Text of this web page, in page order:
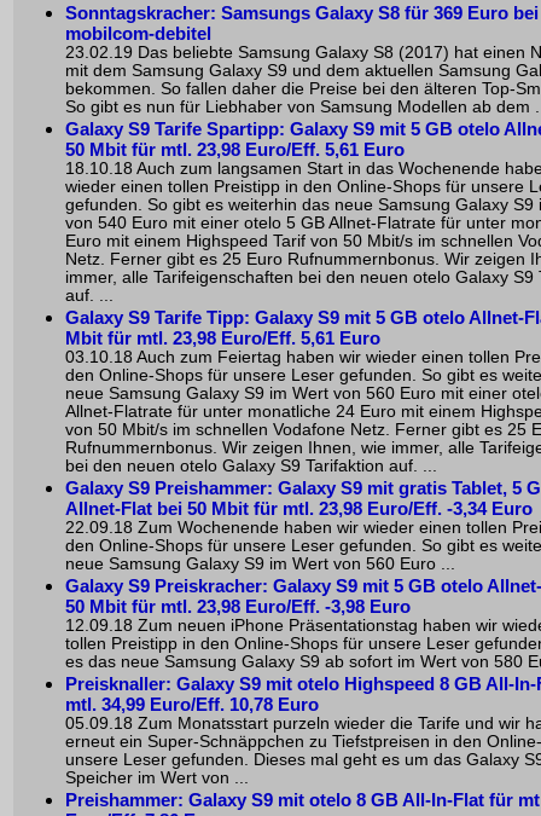
Sonntagskracher: Samsungs Galaxy S8 für 369 Euro bei
mobilcom-debitel
23.02.19 Das beliebte Samsung Galaxy S8 (2017) hat einen
mit dem Samsung Galaxy S9 und dem aktuellen Samsung
bekommen. So fallen daher die Preise bei den älteren Top-
So gibt es nun für Liebhaber von Samsung Modellen ab dem
Galaxy S9 Tarife Spartipp: Galaxy S9 mit 5 GB otelo
50 Mbit für mtl. 23,98 Euro/Eff. 5,61 Euro
18.10.18 Auch zum langsamen Start in das Wochenende
wieder einen tollen Preistipp in den Online-Shops für unsere
gefunden. So gibt es weiterhin das neue Samsung Galaxy S9
von 540 Euro mit einer otelo 5 GB Allnet-Flatrate für unter
Euro mit einem Highspeed Tarif von 50 Mbit/s im schnellen
Netz. Ferner gibt es 25 Euro Rufnummernbonus. Wir zeigen
immer, alle Tarifeigenschaften bei den neuen otelo Galaxy S9
auf. ...
Galaxy S9 Tarife Tipp: Galaxy S9 mit 5 GB otelo Allnet-
Mbit für mtl. 23,98 Euro/Eff. 5,61 Euro
03.10.18 Auch zum Feiertag haben wir wieder einen tollen
den Online-Shops für unsere Leser gefunden. So gibt es
neue Samsung Galaxy S9 im Wert von 560 Euro mit einer
Allnet-Flatrate für unter monatliche 24 Euro mit einem
von 50 Mbit/s im schnellen Vodafone Netz. Ferner gibt es 25
Rufnummernbonus. Wir zeigen Ihnen, wie immer, alle
bei den neuen otelo Galaxy S9 Tarifaktion auf. ...
Galaxy S9 Preishammer: Galaxy S9 mit gratis Tablet, 5
Allnet-Flat bei 50 Mbit für mtl. 23,98 Euro/Eff. -3,34 Euro
22.09.18 Zum Wochenende haben wir wieder einen tollen
den Online-Shops für unsere Leser gefunden. So gibt es
neue Samsung Galaxy S9 im Wert von 560 Euro ...
Galaxy S9 Preiskracher: Galaxy S9 mit 5 GB otelo
50 Mbit für mtl. 23,98 Euro/Eff. -3,98 Euro
12.09.18 Zum neuen iPhone Präsentationstag haben wir
tollen Preistipp in den Online-Shops für unsere Leser
es das neue Samsung Galaxy S9 ab sofort im Wert von 580
Preisknaller: Galaxy S9 mit otelo Highspeed 8 GB All-
mtl. 34,99 Euro/Eff. 10,78 Euro
05.09.18 Zum Monatsstart purzeln wieder die Tarife und wir
erneut ein Super-Schnäppchen zu Tiefstpreisen in den
unsere Leser gefunden. Dieses mal geht es um das Galaxy
Speicher im Wert von ...
Preishammer: Galaxy S9 mit otelo 8 GB All-In-Flat für